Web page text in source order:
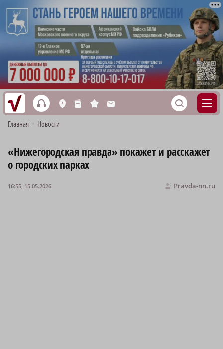
h L n s M S
Главная Новости
«Нижегородская правда» покажет и расскажет
о городских парках
Pravda-nn.ru
16:55, 15.05.2026